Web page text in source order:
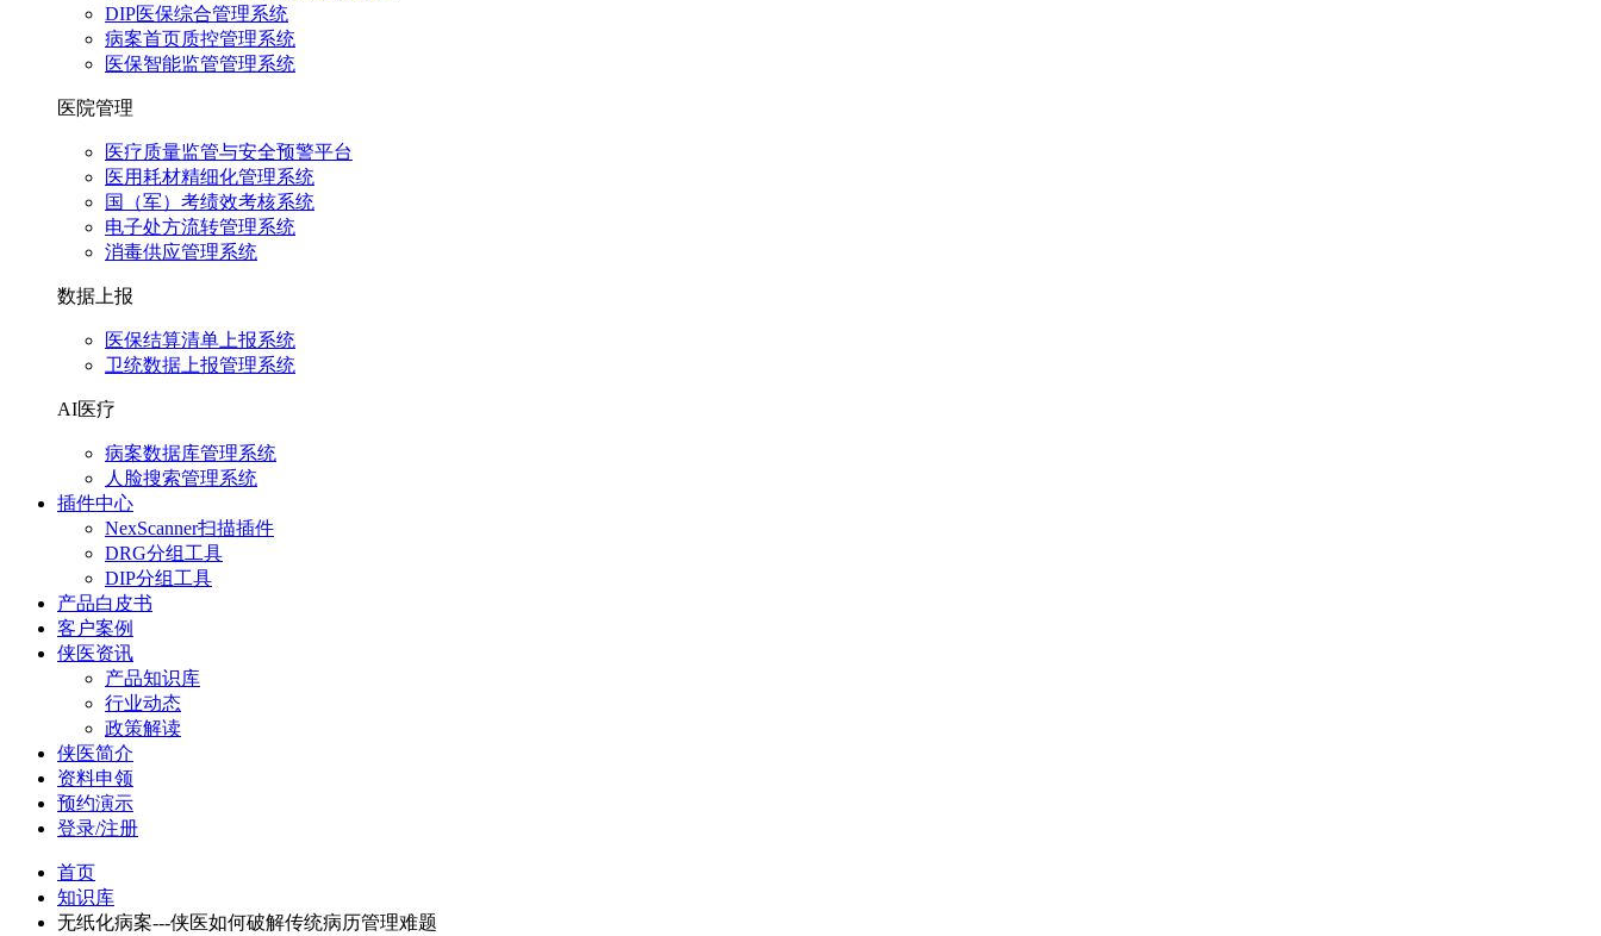
DIP医保综合管理系统
病案首页质控管理系统
医保智能监管管理系统
医院管理
医疗质量监管与安全预警平台
医用耗材精细化管理系统
国（军）考绩效考核系统
电子处方流转管理系统
消毒供应管理系统
数据上报
医保结算清单上报系统
卫统数据上报管理系统
AI医疗
病案数据库管理系统
人脸搜索管理系统
插件中心
NexScanner扫描插件
DRG分组工具
DIP分组工具
产品白皮书
客户案例
侠医资讯
产品知识库
行业动态
政策解读
侠医简介
资料申领
预约演示
登录/注册
首页
知识库
无纸化病案---侠医如何破解传统病历管理难题